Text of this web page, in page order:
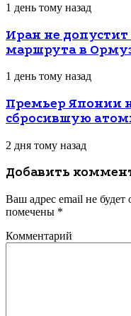
1 день тому назад
Иран не
маршрута в
1 день тому назад
Премьер Японии
сбросившую
2 дня тому назад
Добавить
Ваш адрес email не будет
помечены *
Комментарий